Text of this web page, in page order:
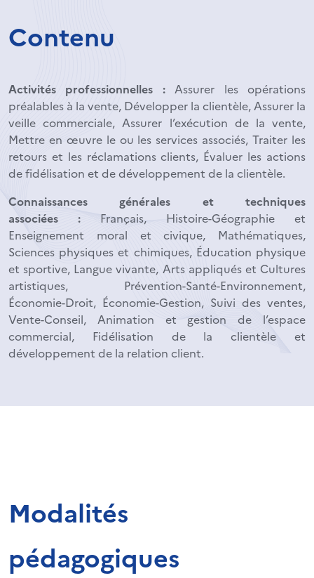
Contenu
Activités professionnelles : Assurer les opérations
préalables à la vente, Développer la clientèle, Assurer la
veille commerciale, Assurer l’exécution de la vente,
Mettre en œuvre le ou les services associés, Traiter les
retours et les réclamations clients, Évaluer les actions
de fidélisation et de développement de la clientèle.
Connaissances générales et techniques
associées : Français, Histoire-Géographie et
Enseignement moral et civique, Mathématiques,
Sciences physiques et chimiques, Éducation physique
et sportive, Langue vivante, Arts appliqués et Cultures
artistiques, Prévention-Santé-Environnement,
Économie-Droit, Économie-Gestion, Suivi des ventes,
Vente-Conseil, Animation et gestion de l’espace
commercial, Fidélisation de la clientèle et
développement de la relation client.
Modalités
pédagogiques